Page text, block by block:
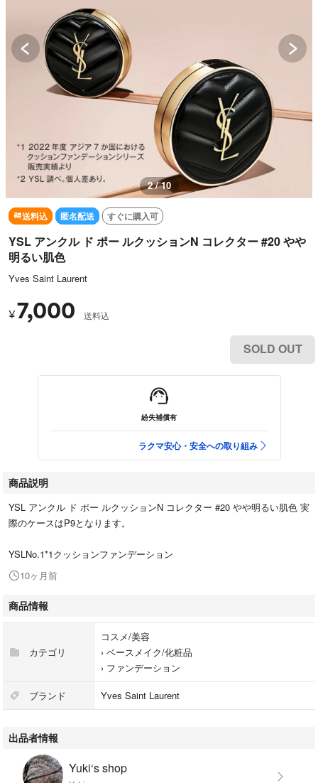
2 / 10
送料込 匿名配送 すぐに購入可
YSL アンクル ド ポー ルクッションN コレクター #20 やや
明るい肌色
Yves Saint Laurent
¥7,000 送料込
SOLD OUT
紛失補償有
ラクマ安心・安全への取り組み
商品説明
YSL アンクル ド ポー ルクッションN コレクター #20 やや明るい肌色 実
際のケースはP9となります。
YSLNo.1*1クッションファンデーション
10ヶ月前
商品情報
カテゴリ
コスメ/美容
› ベースメイク/化粧品
› ファンデーション
ブランド Yves Saint Laurent
出品者情報
Yuki‘s shop